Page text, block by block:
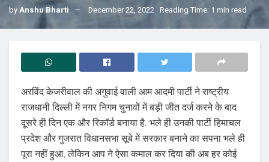
byAnshu Bharti December 22, 2022 Reading Time: 1 min read
अरविंद केजरीवाल की अगुवाई वाली आम आदमी पार्टी ने राष्ट्रीय
राजधानी दिल्ली में नगर निगम चुनावों में बड़ी जीत दर्ज करने के बाद
दूसरे ही दिन एक और रिकॉर्ड बनाया है. भले ही उनकी पार्टी हिमाचल
प्रदेश और गुजरात विधानसभा सूबे में सरकार बनाने का सपना भले ही
पूरा नहीं हुआ, लेकिन आप ने ऐसा कमाल कर दिया की अब हर कोई